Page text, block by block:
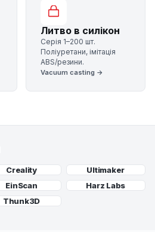
Литво в силікон
Серія 1–200 шт.
Поліуретани, імітація
ABS/резини.
Vacuum casting →
Creality
Ultimaker
EinScan
Harz Labs
Thunk3D